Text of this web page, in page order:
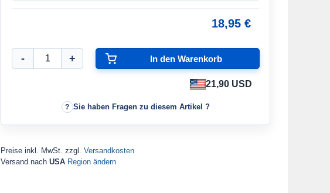
18,95 €
21,90 USD
Sie haben Fragen zu diesem Artikel ?
Preise inkl. MwSt. zzgl. Versandkosten
Versand nach USA Region ändern